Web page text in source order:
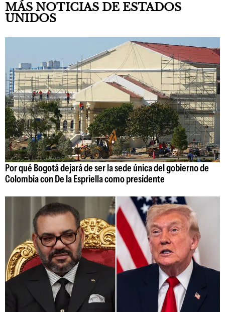
MÁS NOTICIAS DE ESTADOS
UNIDOS
Por qué Bogotá dejará de ser la sede única del gobierno de
Colombia con De la Espriella como presidente